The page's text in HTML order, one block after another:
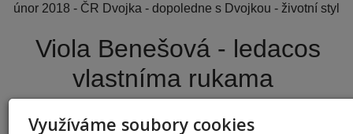
únor 2018 - ČR Dvojka - dopoledne s Dvojkou - životní styl
Viola Benešová - ledacos
vlastníma rukama
a jinde a jinak
Využíváme soubory cookies